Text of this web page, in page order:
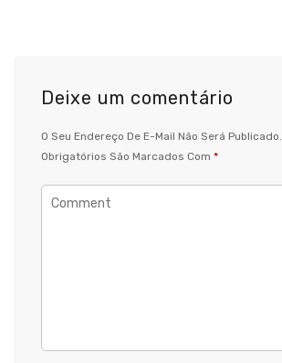
Deixe um comentário
O Seu Endereço De E-Mail Não Será Publicado.
Obrigatórios São Marcados Com *